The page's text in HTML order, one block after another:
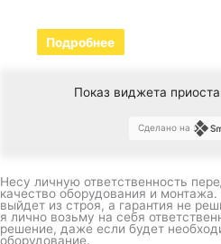
Подробнее
Показ виджета
Сделано на
Несу личную ответственность
качество оборудования и
выйдет из строя, а гарантия не
я лично возьму на себя
решение, даже если будет
оборудование.